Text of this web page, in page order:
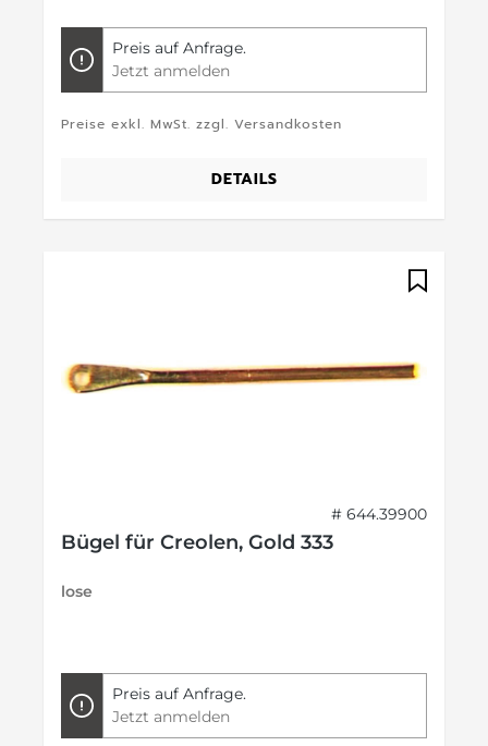
Preis auf Anfrage.
Jetzt anmelden
Preise exkl. MwSt. zzgl. Versandkosten
DETAILS
# 644.39900
Bügel für Creolen, Gold 333
lose
Preis auf Anfrage.
Jetzt anmelden